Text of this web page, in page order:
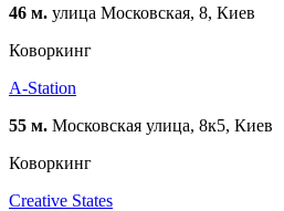
46 м. улица Московская, 8, Киев
Коворкинг
A-Station
55 м. Московская улица, 8к5, Киев
Коворкинг
Creative States